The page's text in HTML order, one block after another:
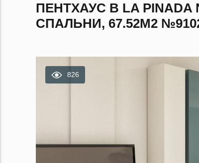
ПЕНТХАУС В LA
СПАЛЬНИ, 67.52М2
826